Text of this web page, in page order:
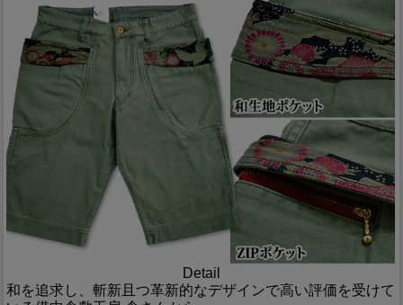
Detail
和を追求し、斬新且つ革新的なデザインで高い評価を受けて